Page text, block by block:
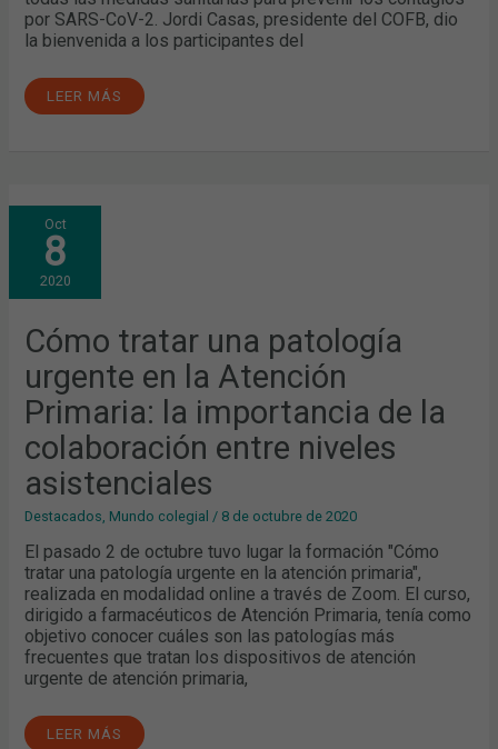
por SARS-CoV-2. Jordi Casas, presidente del COFB, dio
la bienvenida a los participantes del
LEER MÁS
Oct
8
2020
Cómo tratar una patología
urgente en la Atención
Primaria: la importancia de la
colaboración entre niveles
asistenciales
Destacados, Mundo colegial / 8 de octubre de 2020
El pasado 2 de octubre tuvo lugar la formación "Cómo
tratar una patología urgente en la atención primaria",
realizada en modalidad online a través de Zoom. El curso,
dirigido a farmacéuticos de Atención Primaria, tenía como
objetivo conocer cuáles son las patologías más
frecuentes que tratan los dispositivos de atención
urgente de atención primaria,
CÓMO
TRATAR
UNA
PATOLOGÍA
URGENTE
EN
LA
PRIMARIA:
LA
IMPORTANCIA
DE
LA
COLABORACIÓN
ENTRE
NIVELES
ASISTENCIALES
LEER MÁS